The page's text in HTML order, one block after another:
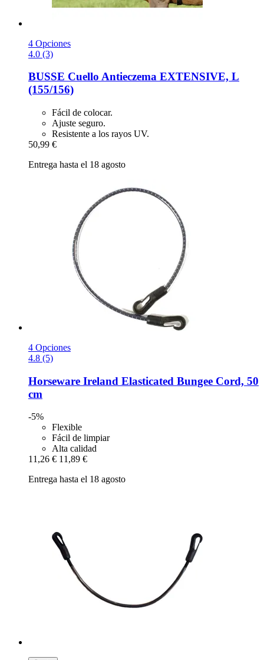
4 Opciones
4.0 (3)
BUSSE Cuello Antieczema EXTENSIVE, L
(155/156)
Fácil de colocar.
Ajuste seguro.
Resistente a los rayos UV.
50,99 €
Entrega hasta el 18 agosto
4 Opciones
4.8 (5)
Horseware Ireland Elasticated Bungee Cord, 50
cm
-5%
Flexible
Fácil de limpiar
Alta calidad
11,26 € 11,89 €
Entrega hasta el 18 agosto